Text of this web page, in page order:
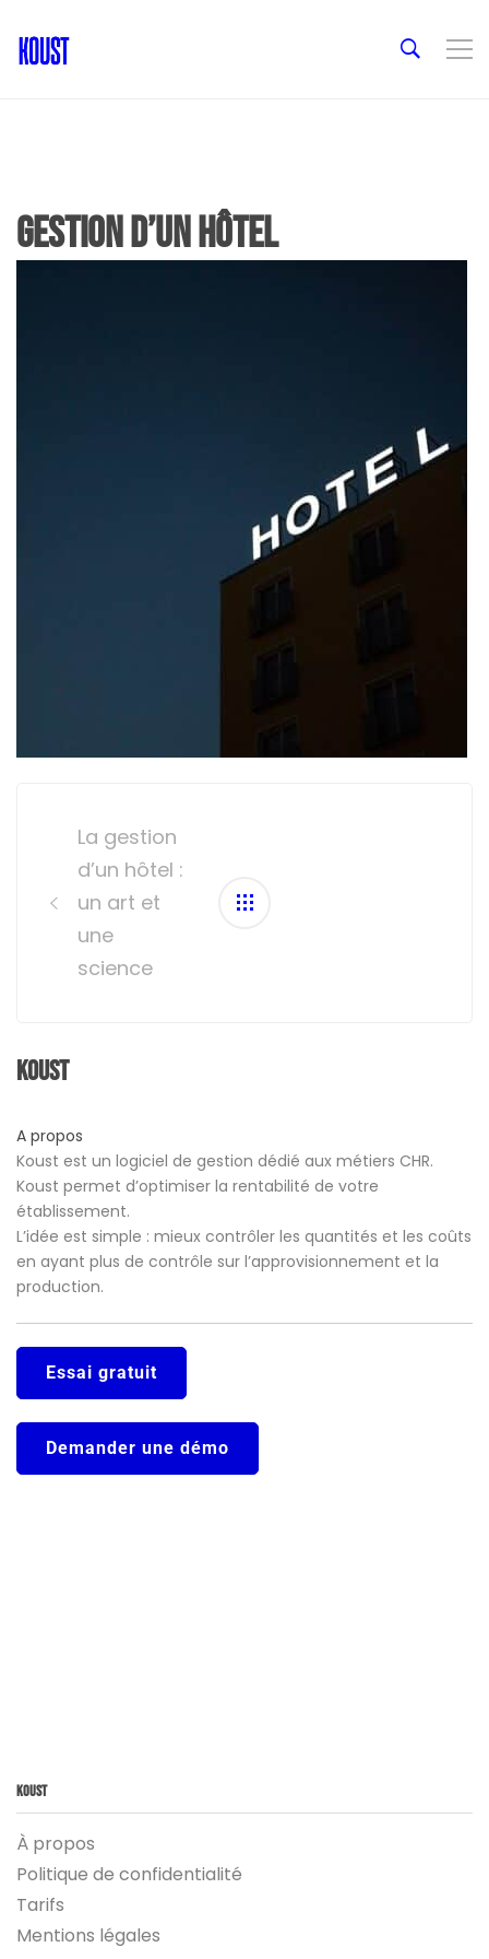
gestion d’un hôtel
navigationLa gestion
d’un hôtel :
un art et
une
science
Koust
A propos
Koust est un logiciel de gestion dédié aux métiers CHR.
Koust permet d’optimiser la rentabilité de votre
établissement.
L’idée est simple : mieux contrôler les quantités et les coûts
en ayant plus de contrôle sur l’approvisionnement et la
production.
Essai gratuit
Demander une démo
Koust
À propos
Politique de confidentialité
Tarifs
Mentions légales